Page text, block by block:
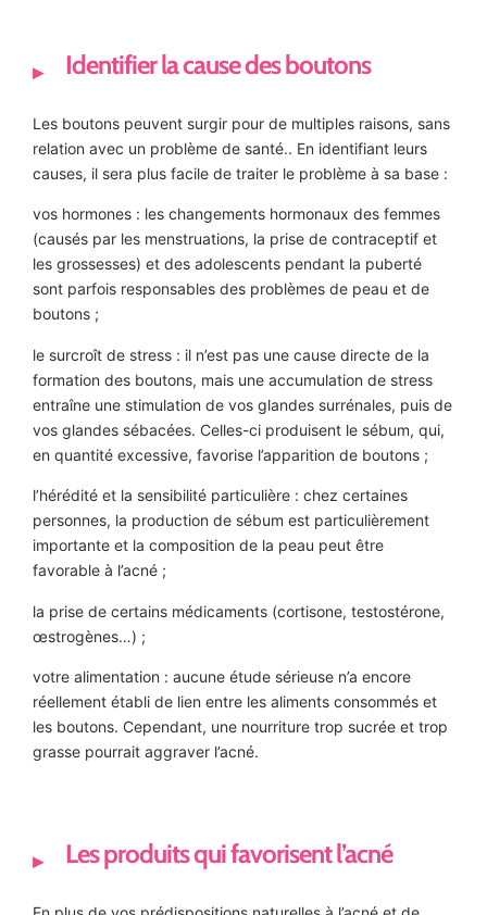
Identifier la cause des boutons
Les boutons peuvent surgir pour de multiples raisons, sans
relation avec un problème de santé.. En identifiant leurs
causes, il sera plus facile de traiter le problème à sa base :
vos hormones : les changements hormonaux des femmes
(causés par les menstruations, la prise de contraceptif et
les grossesses) et des adolescents pendant la puberté
sont parfois responsables des problèmes de peau et de
boutons ;
le surcroît de stress : il n’est pas une cause directe de la
formation des boutons, mais une accumulation de stress
entraîne une stimulation de vos glandes surrénales, puis de
vos glandes sébacées. Celles-ci produisent le sébum, qui,
en quantité excessive, favorise l’apparition de boutons ;
l’hérédité et la sensibilité particulière : chez certaines
personnes, la production de sébum est particulièrement
importante et la composition de la peau peut être
favorable à l’acné ;
la prise de certains médicaments (cortisone, testostérone,
œstrogènes…) ;
votre alimentation : aucune étude sérieuse n’a encore
réellement établi de lien entre les aliments consommés et
les boutons. Cependant, une nourriture trop sucrée et trop
grasse pourrait aggraver l’acné.
Les produits qui favorisent l’acné